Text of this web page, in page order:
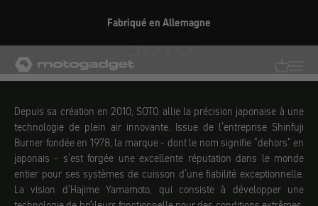
Fabriqué en Allemagne
motogadget GmbH SOTO
Depuis sa création en 2010, SOTO allie la précision japonaise à une
technologie de plein air innovante. Issue de l'entreprise Shinfuji
Burner fondée en 1978, la marque - dont le nom signifie "dehors" en
japonais - s'est forgée une excellente réputation dans le monde
entier pour ses systèmes de cuisson d'une fiabilité exceptionnelle.
La vision d'Hajime Yamamoto, qui consiste à développer une